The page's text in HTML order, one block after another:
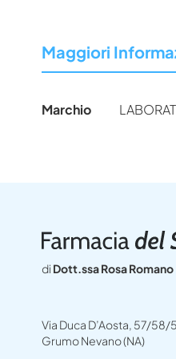
galleria
di
Maggiori
Maggiori
Marchio
di Dott.ssa Rosa Romano
Via Duca D’Aosta, 57/
Grumo Nevano (NA)